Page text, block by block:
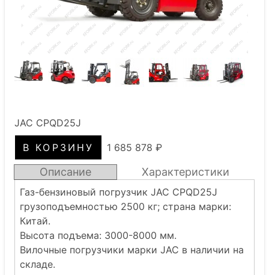
JAC CPQD25J
1 685 878 ₽
Описание
Газ-бензиновый погрузчик JAC CPQD25J
грузоподъемностью 2500 кг; страна марки:
Китай.
Высота подъема: 3000-8000 мм.
Вилочные погрузчики марки JAC в наличии на
складе.
Характеристики